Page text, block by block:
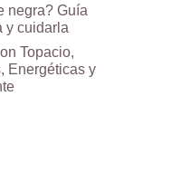
negra? Guía
y cuidarla
Topacio,
Energéticas y